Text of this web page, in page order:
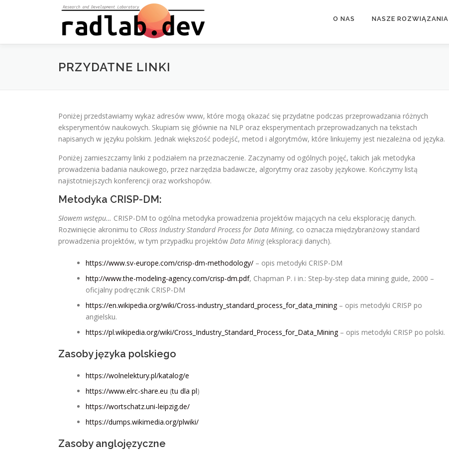
O NAS NASZE ROZWIĄZANIA
PRZYDATNE LINKI
Poniżej przedstawiamy wykaz adresów www, które mogą okazać się przydatne podczas przeprowadzania różnych
eksperymentów naukowych. Skupiam się głównie na NLP oraz eksperymentach przeprowadzanych na tekstach
napisanych w języku polskim. Jednak większość podejść, metod i algorytmów, które linkujemy jest niezależna od języka.
Poniżej zamieszczamy linki z podziałem na przeznaczenie. Zaczynamy od ogólnych pojęć, takich jak metodyka
prowadzenia badania naukowego, przez narzędzia badawcze, algorytmy oraz zasoby językowe. Kończymy listą
najistotniejszych konferencji oraz workshopów.
Metodyka CRISP-DM:
Słowem wstępu… CRISP-DM to ogólna metodyka prowadzenia projektów mających na celu eksplorację danych.
Rozwinięcie akronimu to CRoss Industry Standard Process for Data Mining, co oznacza międzybranżowy standard
prowadzenia projektów, w tym przypadku projektów Data Minig(eksploracji danych).
https://www.sv-europe.com/crisp-dm-methodology/ – opis metodyki CRISP-DM
http://www.the-modeling-agency.com/crisp-dm.pdf, Chapman P. i in.: Step-by-step data mining guide, 2000 –
oficjalny podręcznik CRISP-DM
https://en.wikipedia.org/wiki/Cross-industry_standard_process_for_data_mining– opis metodyki CRISP po
angielsku.
https://pl.wikipedia.org/wiki/Cross_Industry_Standard_Process_for_Data_Mining– opis metodyki CRISP po polski.
Zasoby języka polskiego
https://wolnelektury.pl/katalog/e
https://www.elrc-share.eu (tu dla pl)
https://wortschatz.uni-leipzig.de/
https://dumps.wikimedia.org/plwiki/
Zasoby anglojęzyczne